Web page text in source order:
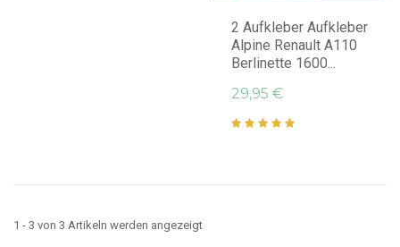
2 Aufkleber Aufkleber
Alpine Renault A110
Berlinette 1600...
29,95 €
1 - 3 von 3 Artikeln werden angezeigt